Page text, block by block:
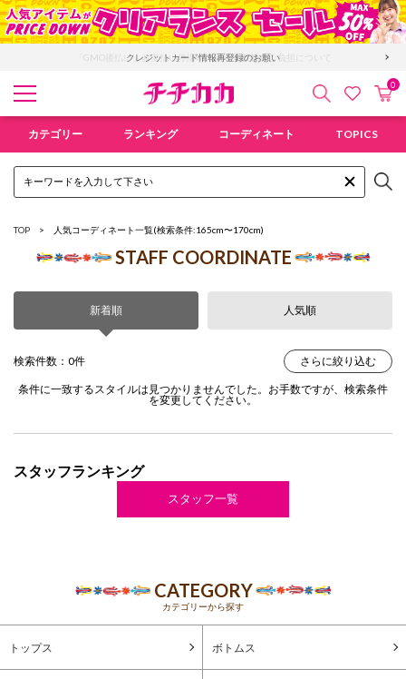
「GMO後払い」お支払い停滞時の回収手数料のご負担について
クレジットカード情報再登録のお願い
検索 お気にカ
0
カテゴリー ランキング コーディネート TOPICS
TOP 人気コーディネート一覧(検索条件:165cm〜170cm)
STAFF COORDINATE
新着順 人気順
検索件数：0件 さらに絞り込む
条件に一致するスタイルは見つかりませんでした。お手数ですが、検索条件
を変更してください。
スタッフランキング
スタッフ一覧
CATEGORY
カテゴリーから探す
トップス ボトムス